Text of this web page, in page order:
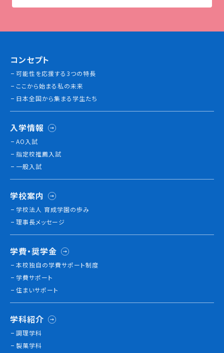
コンセプト
可能性を応援する3つの特長
ここから始まる私の未来
日本全国から集まる学生たち
入学情報
AO入試
指定校推薦入試
一般入試
学校案内
学校法人 育成学園の歩み
理事長メッセージ
学費・奨学金
本校独⾃の学費サポート制度
学費サポート
住まいサポート
学科紹介
調理学科
製菓学科